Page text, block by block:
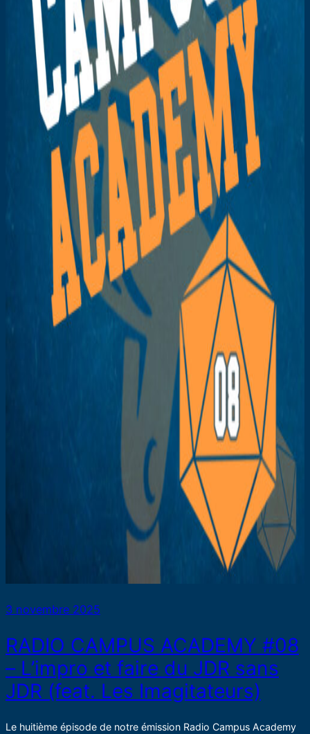
3 novembre 2025
RADIO CAMPUS ACADEMY #08
– L’impro et faire du JDR sans
JDR (feat. Les Imagitateurs)
Le huitième épisode de notre émission Radio Campus Academy